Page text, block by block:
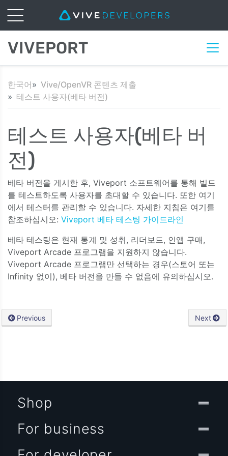
VIVEPORT
한국어
Vive/OpenVR 콘텐츠 제출
테스트 사용자(베타 버전)
테스트 사용자(베타 버
전)
베타 버전을 게시한 후, Viveport 소프트웨어를 통해 빌드
를 테스트하도록 사용자를 초대할 수 있습니다. 또한 여기
에서 테스터를 관리할 수 있습니다. 자세한 지침은 여기를
참조하십시오: Viveport 베타 테스팅 가이드라인
베타 테스팅은 현재 통계 및 성취, 리더보드, 인앱 구매,
Viveport Arcade 프로그램을 지원하지 않습니다.
Viveport Arcade 프로그램만 선택하는 경우(스토어 또는
Infinity 없이), 베타 버전을 만들 수 없음에 유의하십시오.
Previous Next
Shop
For business